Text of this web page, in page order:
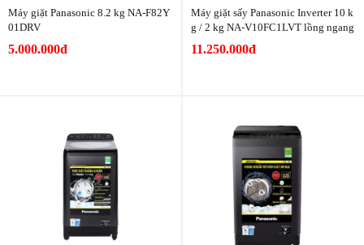
Máy giặt Panasonic 8.2 kg NA-F82Y
01DRV
5.000.000đ
Máy giặt sấy Panasonic Inverter 10 k
g / 2 kg NA-V10FC1LVT lồng ngang
11.250.000đ